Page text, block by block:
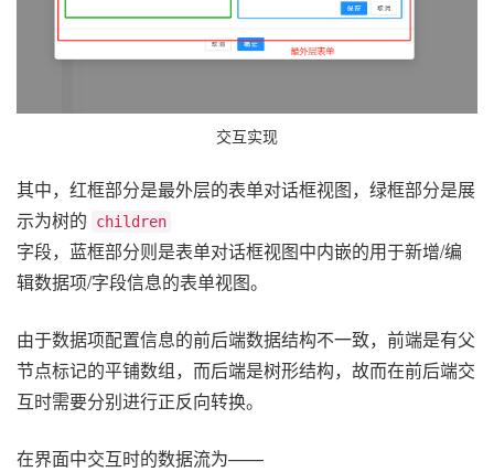
交互实现
其中，红框部分是最外层的表单对话框视图，绿框部分是展
示为树的
children
字段，蓝框部分则是表单对话框视图中内嵌的用于新增/编
辑数据项/字段信息的表单视图。
由于数据项配置信息的前后端数据结构不一致，前端是有父
节点标记的平铺数组，而后端是树形结构，故而在前后端交
互时需要分别进行正反向转换。
在界面中交互时的数据流为——